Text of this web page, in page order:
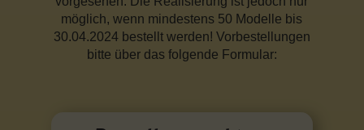
möglich, wenn mindestens 50 Modelle bis
30.04.2024 bestellt werden! Vorbestellungen
bitte über das folgende Formular: